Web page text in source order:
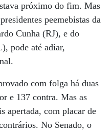
próximo do fim. Mas
peemebistas da
Cunha (RJ), e do
pode até adiar,
com folga há duas
e 137 contra. Mas as
apertada, com placar de
No Senado, o